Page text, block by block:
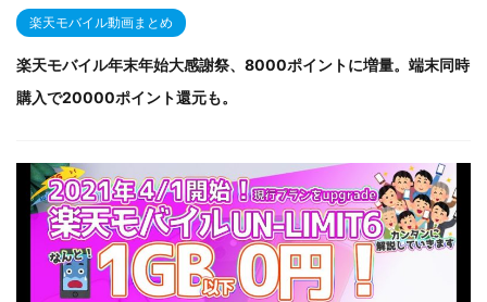
楽天モバイル動画まとめ
楽天モバイル年末年始大感謝祭、8000ポイントに増量。端末同時
購入で20000ポイント還元も。